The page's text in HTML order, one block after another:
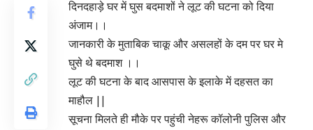
दिनदहाड़े घर में घुस बदमाशों ने लूट की घटना को दिया
अंजाम।।
जानकारी के मुताबिक चाकू और असलहों के दम पर घर मे
घुसे थे बदमाश ।।
लूट की घटना के बाद आसपास के इलाके में दहसत का
माहौल ||
सूचना मिलते ही मौके पर पहुंची नेहरू कॉलोनी पुलिस और